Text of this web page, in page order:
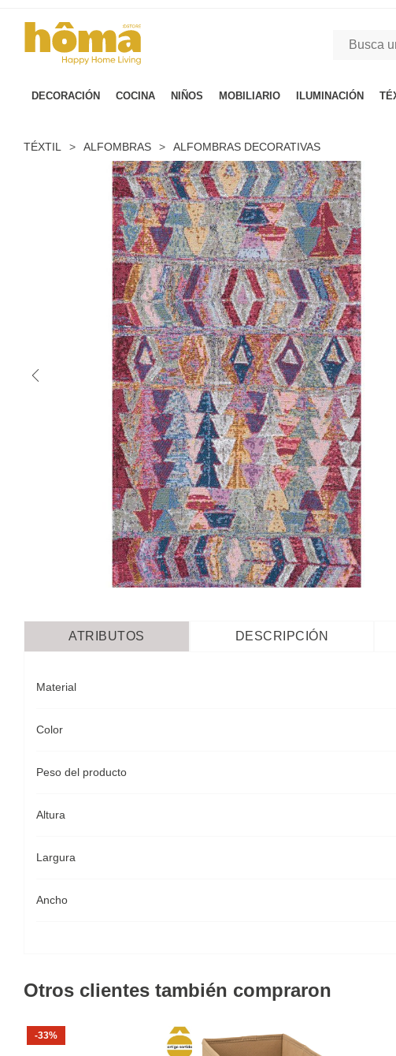
DECORACIÓN COCINA NIÑOS MOBILIARIO ILUMINACIÓN
TÉXTIL > ALFOMBRAS > ALFOMBRAS DECORATIVAS
ATRIBUTOS DESCRIPCIÓN
Material
Color
Peso del producto
Altura
Largura
Ancho
Otros clientes también compraron
-33%